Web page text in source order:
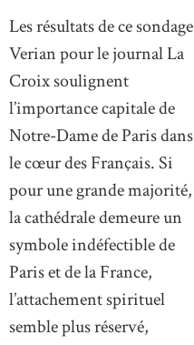
Les résultats de ce sondage
Verian pour le journal La
Croix soulignent
l’importance capitale de
Notre-Dame de Paris dans
le cœur des Français. Si
pour une grande majorité,
la cathédrale demeure un
symbole indéfectible de
Paris et de la France,
l’attachement spirituel
semble plus réservé,